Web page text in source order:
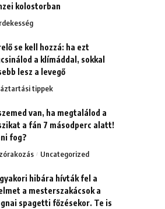
kolostorban
se kell hozzá: ha ezt
a klímáddal, sokkal
lesz a levegő
tippek
van, ha megtalálod a
a fán 7 másodperc alatt!
fog?
Uncategorized
hibára hívták fel a
a mesterszakácsok a
spagetti főzésekor. Te is